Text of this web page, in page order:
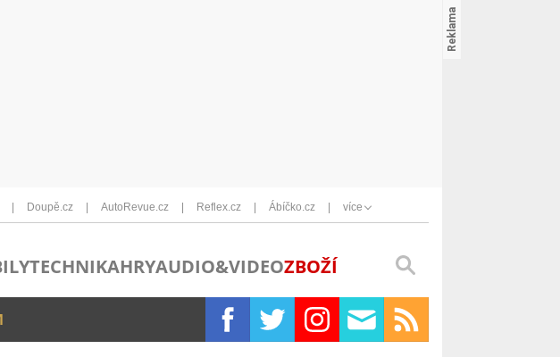
Doupě.cz AutoRevue.cz Reflex.cz Ábíčko.cz více
TECHNIKAHRYAUDIO&VIDEOZBOŽÍ